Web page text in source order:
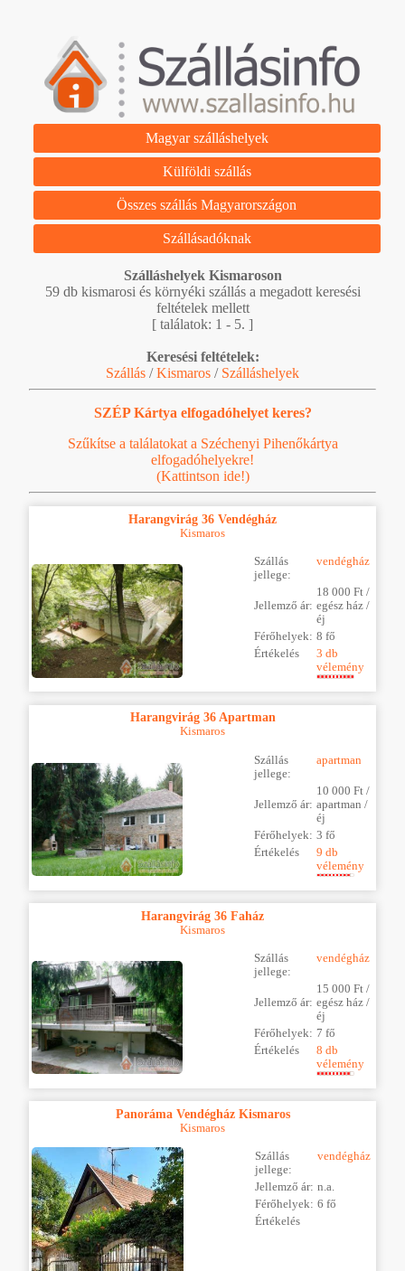
Magyar szálláshelyek
Külföldi szállás
Összes szállás Magyarországon
Szállásadóknak
Szálláshelyek Kismaroson
59 db kismarosi és környéki szállás a megadott keresési
feltételek mellett
[ találatok: 1 - 5. ]
Keresési feltételek:
Szállás /Kismaros / Szálláshelyek
SZÉP Kártya elfogadóhelyet keres?
Szűkítse a találatokat a Széchenyi Pihenőkártya
elfogadóhelyekre!
(Kattintson ide!)
Harangvirág 36 Vendégház
Kismaros
Szállás
jellege:
vendégház
Jellemző ár:
18 000 Ft /
egész ház /
éj
Férőhelyek: 8 fő
Értékelés
3 db
vélemény
Harangvirág 36 Apartman
Kismaros
Szállás
jellege:
apartman
Jellemző ár:
10 000 Ft /
apartman /
éj
Férőhelyek: 3 fő
Értékelés
9 db
vélemény
Harangvirág 36 Faház
Kismaros
Szállás
jellege:
vendégház
Jellemző ár:
15 000 Ft /
egész ház /
éj
Férőhelyek: 7 fő
Értékelés
8 db
vélemény
Panoráma Vendégház Kismaros
Kismaros
Szállás
jellege:
vendégház
Jellemző ár: n.a.
Férőhelyek: 6 fő
Értékelés